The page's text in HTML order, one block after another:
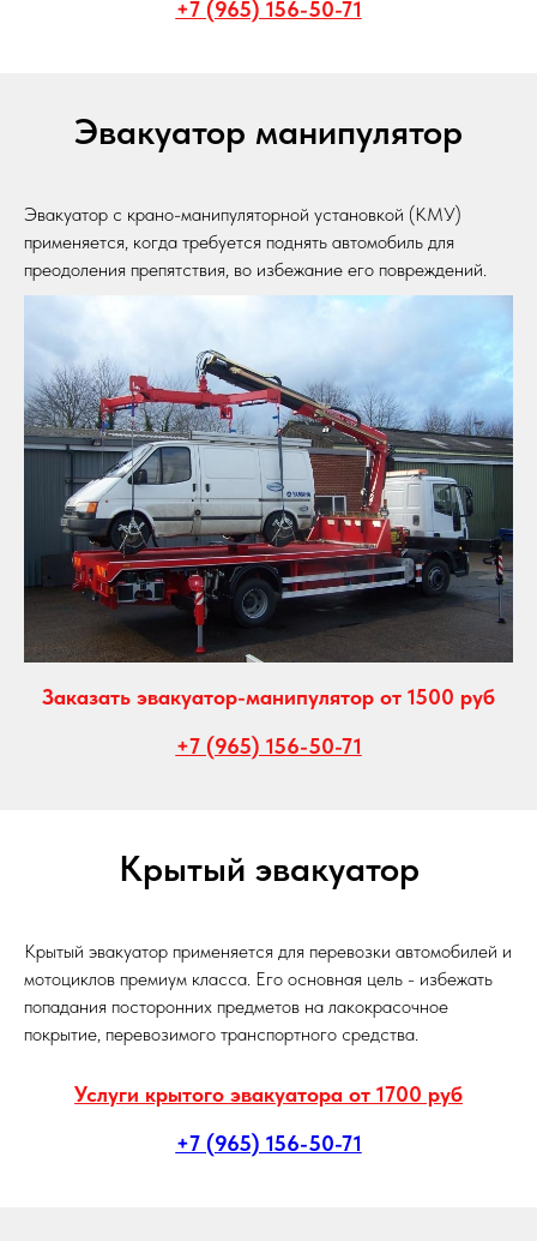
+7 (965) 156-50-71
Эвакуатор манипулятор
Эвакуатор с крано-манипуляторной установкой (КМУ)
применяется, когда требуется поднять автомобиль для
преодоления препятствия, во избежание его повреждений.
Заказать эвакуатор-манипулятор от 1500 руб
+7 (965) 156-50-71
Крытый эвакуатор
Крытый эвакуатор применяется для перевозки автомобилей и
мотоциклов премиум класса. Его основная цель - избежать
попадания посторонних предметов на лакокрасочное
покрытие, перевозимого транспортного средства.
Услуги крытого эвакуатора от 1700 руб
+7 (965) 156-50-71